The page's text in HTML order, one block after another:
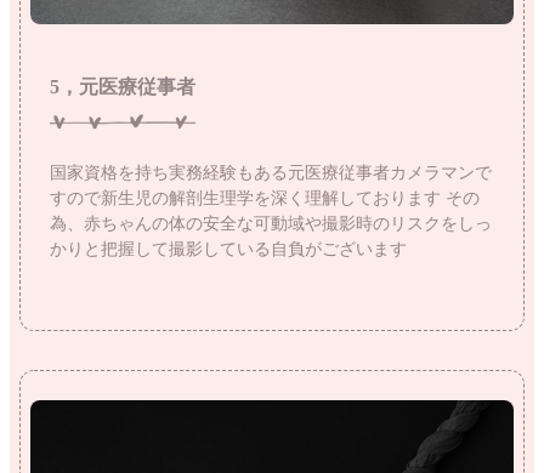
5，元医療従事者
国家資格を持ち実務経験もある元医療従事者カメラマンで
すので新生児の解剖生理学を深く理解しております その
為、赤ちゃんの体の安全な可動域や撮影時のリスクをしっ
かりと把握して撮影している自負がございます